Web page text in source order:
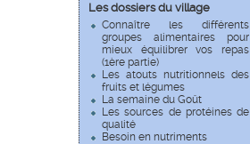
Les dossiers du village
Connaître les différents
groupes alimentaires pour
mieux équilibrer vos repas
(1ère partie)
Les atouts nutritionnels des
fruits et légumes
La semaine du Goût
Les sources de protéines de
qualité
Besoin en nutriments